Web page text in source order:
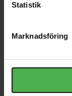
Statistik
Marknadsföring